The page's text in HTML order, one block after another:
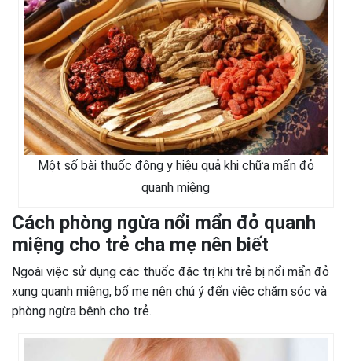
Một số bài thuốc đông y hiệu quả khi chữa mẩn đỏ
quanh miệng
Cách phòng ngừa nổi mẩn đỏ quanh
miệng cho trẻ cha mẹ nên biết
Ngoài việc sử dụng các thuốc đặc trị khi trẻ bị nổi mẩn đỏ
xung quanh miệng, bố mẹ nên chú ý đến việc chăm sóc và
phòng ngừa bệnh cho trẻ.